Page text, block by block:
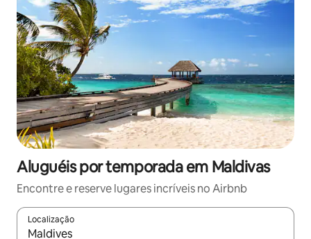
Aluguéis por temporada em Maldivas
Encontre e reserve lugares incríveis no Airbnb
Localização
Quando os resultados estiverem disponíveis, explore-os